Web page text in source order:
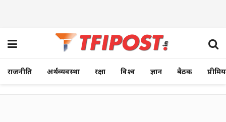
राजनीति अर्थव्यवस्था रक्षा विश्व ज्ञान बैठक